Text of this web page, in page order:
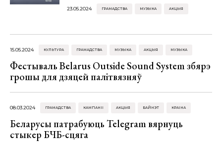
23.05.2024 ГРАМАДСТВА МУЗЫКА АКЦЫЯ
15.05.2024 КУЛЬТУРА ГРАМАДСТВА МУЗЫКА АКЦЫЯ МУЗЫКА
Фестываль Belarus Outside Sound System збярэ
грошы для дзяцей палітвязняў
08.03.2024 ГРАМАДСТВА КАМПАНІІ АКЦЫЯ БАЙНЭТ КРАІНА
Беларусы патрабуюць Telegram вярнуць
стыкер БЧБ-сцяга